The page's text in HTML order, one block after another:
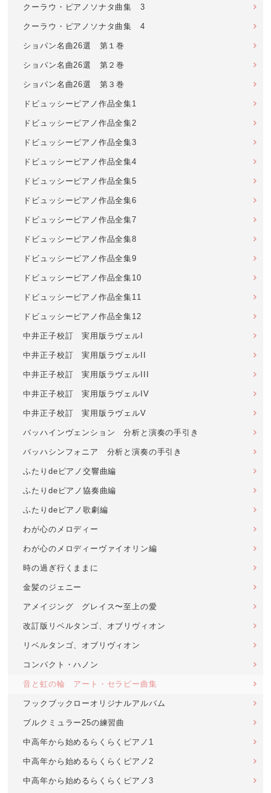
クーラウ・ピアノソナタ曲集 3
クーラウ・ピアノソナタ曲集 4
ショパン名曲26選 第１巻
ショパン名曲26選 第２巻
ショパン名曲26選 第３巻
ドビュッシーピアノ作品全集1
ドビュッシーピアノ作品全集2
ドビュッシーピアノ作品全集3
ドビュッシーピアノ作品全集4
ドビュッシーピアノ作品全集5
ドビュッシーピアノ作品全集6
ドビュッシーピアノ作品全集7
ドビュッシーピアノ作品全集8
ドビュッシーピアノ作品全集9
ドビュッシーピアノ作品全集10
ドビュッシーピアノ作品全集11
ドビュッシーピアノ作品全集12
中井正子校訂 実用版ラヴェルI
中井正子校訂 実用版ラヴェルII
中井正子校訂 実用版ラヴェルIII
中井正子校訂 実用版ラヴェルIV
中井正子校訂 実用版ラヴェルV
バッハインヴェンション 分析と演奏の手引き
バッハシンフォニア 分析と演奏の手引き
ふたりdeピアノ交響曲編
ふたりdeピアノ協奏曲編
ふたりdeピアノ歌劇編
わが心のメロディー
わが心のメロディーヴァイオリン編
時の過ぎ行くままに
金髪のジェニー
アメイジング グレイス〜至上の愛
改訂版リベルタンゴ、オブリヴィオン
リベルタンゴ、オブリヴィオン
コンパクト・ハノン
音と虹の輪 アート・セラピー曲集
フックブックローオリジナルアルバム
ブルクミュラー25の練習曲
中高年から始めるらくらくピアノ1
中高年から始めるらくらくピアノ2
中高年から始めるらくらくピアノ3